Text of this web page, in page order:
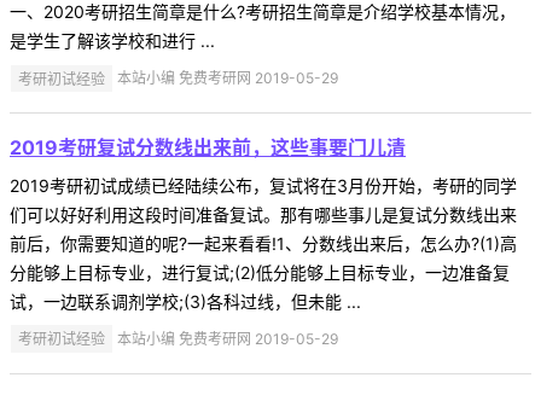
一、2020考研招生简章是什么?考研招生简章是介绍学校基本情况，
是学生了解该学校和进行 ...
考研初试经验 本站小编 免费考研网 2019-05-29
2019考研复试分数线出来前，这些事要门儿清
2019考研初试成绩已经陆续公布，复试将在3月份开始，考研的同学
们可以好好利用这段时间准备复试。那有哪些事儿是复试分数线出来
前后，你需要知道的呢?一起来看看!1、分数线出来后，怎么办?(1)高
分能够上目标专业，进行复试;(2)低分能够上目标专业，一边准备复
试，一边联系调剂学校;(3)各科过线，但未能 ...
考研初试经验 本站小编 免费考研网 2019-05-29